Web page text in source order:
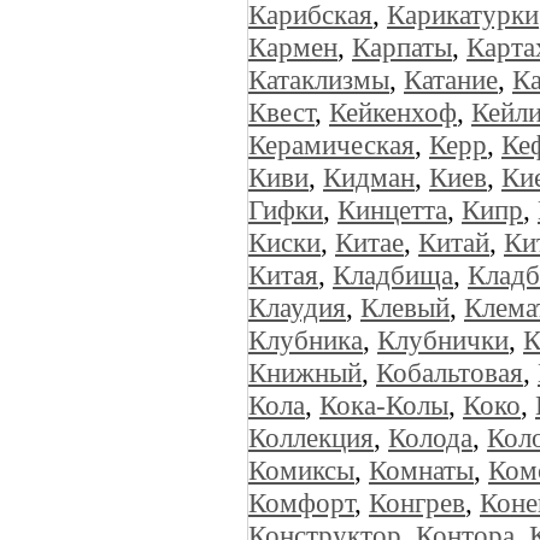
Карибская, Карикатурки
Кармен, Карпаты,
Катаклизмы, Катание,
Квест, Кейкенхоф,
Керамическая, Керр,
Киви, Кидман, Киев,
Гифки, Кинцетта, Кипр,
Киски, Китае, Китай,
Китая, Кладбища,
Клаудия, Клевый,
Клубника, Клубнички,
Книжный, Кобальтовая,
Кола, Кока-Колы, Коко,
Коллекция, Колода,
Комиксы, Комнаты,
Комфорт, Конгрев,